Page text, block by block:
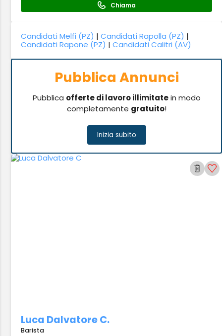
Chiama
Candidati Melfi (PZ) |Candidati Rapolla (PZ) |
Candidati Rapone (PZ) |Candidati Calitri (AV)
Pubblica Annunci
Pubblica offerte di lavoro illimitatein modo
completamente gratuito!
Inizia subito
Luca Dalvatore C.
Barista